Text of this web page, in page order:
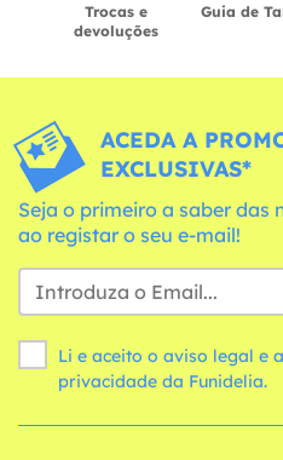
Trocas e
devoluções
Guia de
ACEDA A
EXCLUSIVAS*
Seja o primeiro a saber das
ao registar o seu e-mail!
Li e aceito o aviso legal e
privacidade da Funidelia.